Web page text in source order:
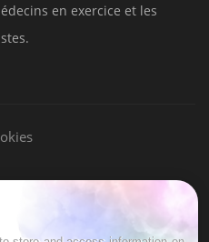
en exercice et les